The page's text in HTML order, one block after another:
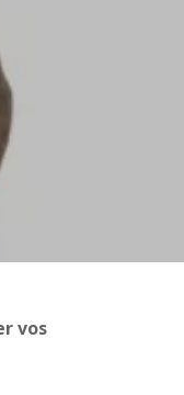
vos